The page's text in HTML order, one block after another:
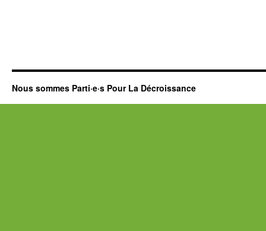
Nous sommes Parti·e·s Pour La Décroissance